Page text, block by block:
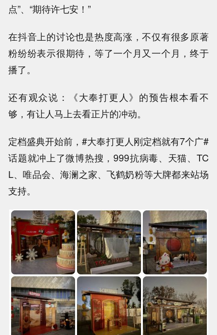
点”、“期待许七安！”
在抖音上的讨论也是热度高涨，不仅有很多原著
粉纷纷表示很期待，等了一个月又一个月，终于
播了。
还有观众说：《大奉打更人》的预告根本看不
够，有让人马上去看正片的冲动。
定档盛典开始前，#大奉打更人刚定档就有7个广#
话题就冲上了微博热搜，999抗病毒、天猫、TC
L、唯品会、海澜之家、飞鹤奶粉等大牌都来站场
支持。